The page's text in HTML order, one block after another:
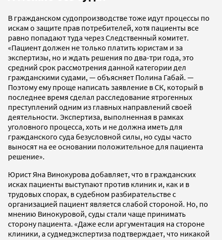
В гражданском судопроизводстве тоже идут процессы по
искам о защите прав потребителей, хотя пациенты все
равно попадают туда через Следственный комитет.
«Пациент должен не только платить юристам и за
экспертизы, но и ждать решения по два-три года, это
средний срок рассмотрения данной категории дел
гражданскими судами, — объясняет Полина Габай. —
Поэтому ему проще написать заявление в СК, который в
последнее время сделал расследование ятрогенных
преступлений одним из главных направлений своей
деятельности. Экспертиза, выполненная в рамках
уголовного процесса, хоть и не должна иметь для
гражданского суда безусловной силы, но суды часто
выносят на ее основании положительное для пациента
решение».
Юрист Яна Винокурова добавляет, что в гражданских
исках пациенты выступают против клиник и, как и в
трудовых спорах, в судебном разбирательстве с
организацией пациент является слабой стороной. Но, по
мнению Винокуровой, суды стали чаще принимать
сторону пациента. «Даже если аргументация на стороне
клиники, а судмедэкспертиза подтверждает, что никакой